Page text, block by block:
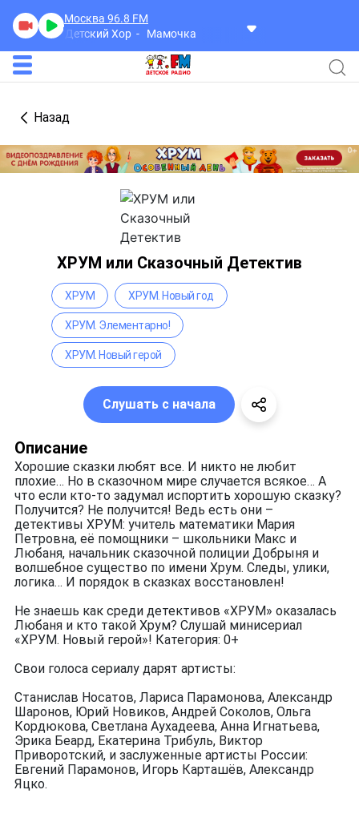
Москва 96.8 FM
Детский Хор
Мамочка
Назад
ХРУМ или Сказочный Детектив
Описание
Хорошие сказки любят все. И никто не любит
плохие… Но в сказочном мире случается всякое… А
что если кто-то задумал испортить хорошую сказку?
Получится? Не получится! Ведь есть они –
детективы ХРУМ: учитель математики Мария
Петровна, её помощники – школьники Макс и
Любаня, начальник сказочной полиции Добрыня и
волшебное существо по имени Хрум. Следы, улики,
логика… И порядок в сказках восстановлен!
Не знаешь как среди детективов «ХРУМ» оказалась
Любаня и кто такой Хрум? Слушай минисериал
«ХРУМ. Новый герой»! Категория: 0+
Свои голоса сериалу дарят артисты:
Станислав Носатов, Лариса Парамонова, Александр
Шаронов, Юрий Новиков, Андрей Соколов, Ольга
Кордюкова, Светлана Аухадеева, Анна Игнатьева,
Эрика Беард, Екатерина Трибуль, Виктор
Приворотский, и заслуженные артисты России:
Евгений Парамонов, Игорь Карташёв, Александр
Яцко.
ХРУМ ХРУМ. Новый год
ХРУМ. Элементарно!
ХРУМ. Новый герой
Слушать с начала